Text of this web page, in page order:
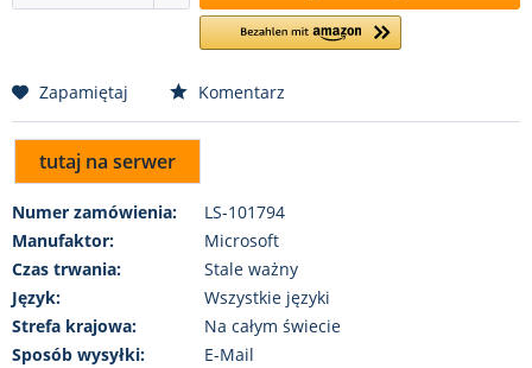
Zapamiętaj Komentarz
tutaj na serwer
Numer zamówienia:
LS-101794
Manufaktor:
Microsoft
Czas trwania:
Stale ważny
Język:
Wszystkie języki
Strefa krajowa:
Na całym świecie
Sposób wysyłki:
E-Mail